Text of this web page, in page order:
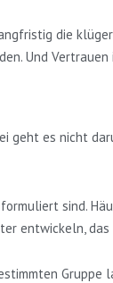
die
Und
es nicht
sind.
entwickeln,